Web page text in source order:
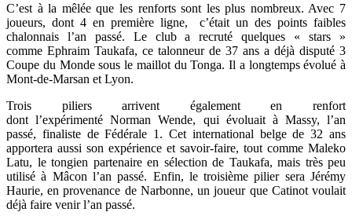
C’est à la mêlée que les renforts sont les plus nombreux. Avec 7
joueurs, dont 4 en première ligne, c’était un des points faibles
chalonnais l’an passé. Le club a recruté quelques « stars »
comme Ephraim Taukafa, ce talonneur de 37 ans a déjà disputé 3
Coupe du Monde sous le maillot du Tonga. Il a longtemps évolué à
Mont-de-Marsan et Lyon.
Trois piliers arrivent également en renfort
dont l’expérimenté Norman Wende, qui évoluait à Massy, l’an
passé, finaliste de Fédérale 1. Cet international belge de 32 ans
apportera aussi son expérience et savoir-faire, tout comme Maleko
Latu, le tongien partenaire en sélection de Taukafa, mais très peu
utilisé à Mâcon l’an passé. Enfin, le troisième pilier sera Jérémy
Haurie, en provenance de Narbonne, un joueur que Catinot voulait
déjà faire venir l’an passé.